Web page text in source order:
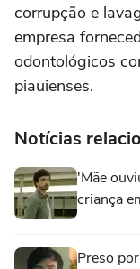
corrupção e
empresa
odontológicos
piauienses.
Notícias
'Mãe
criança
Preso